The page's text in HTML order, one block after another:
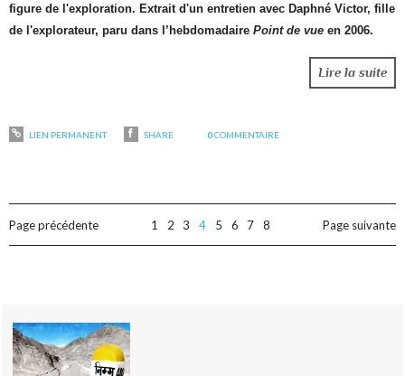
figure de l'exploration. Extrait d'un entretien avec Daphné Victor, fille
de l'explorateur, paru dans l’hebdomadairePoint de vue​ en 2006.
Lire la suite
LIEN PERMANENT SHARE 0 COMMENTAIRE
Page précédente 1 2 3 4 5 6 7 8 Page suivante